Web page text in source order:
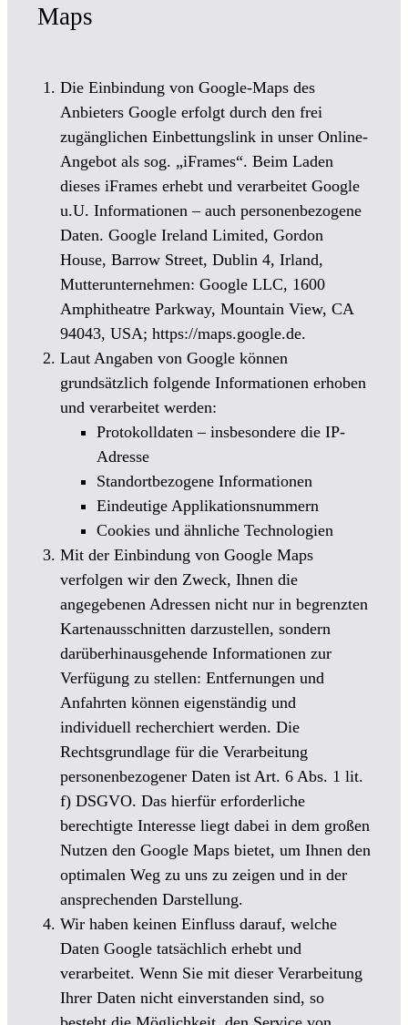
Maps
Die Einbindung von Google-Maps des
Anbieters Google erfolgt durch den frei
zugänglichen Einbettungslink in unser Online-
Angebot als sog. „iFrames“. Beim Laden
dieses iFrames erhebt und verarbeitet Google
u.U. Informationen – auch personenbezogene
Daten. Google Ireland Limited, Gordon
House, Barrow Street, Dublin 4, Irland,
Mutterunternehmen: Google LLC, 1600
Amphitheatre Parkway, Mountain View, CA
94043, USA; https://maps.google.de.
Laut Angaben von Google können
grundsätzlich folgende Informationen erhoben
und verarbeitet werden:
Protokolldaten – insbesondere die IP-
Adresse
Standortbezogene Informationen
Eindeutige Applikationsnummern
Cookies und ähnliche Technologien
Mit der Einbindung von Google Maps
verfolgen wir den Zweck, Ihnen die
angegebenen Adressen nicht nur in begrenzten
Kartenausschnitten darzustellen, sondern
darüberhinausgehende Informationen zur
Verfügung zu stellen: Entfernungen und
Anfahrten können eigenständig und
individuell recherchiert werden. Die
Rechtsgrundlage für die Verarbeitung
personenbezogener Daten ist Art. 6 Abs. 1 lit.
f) DSGVO. Das hierfür erforderliche
berechtigte Interesse liegt dabei in dem großen
Nutzen den Google Maps bietet, um Ihnen den
optimalen Weg zu uns zu zeigen und in der
ansprechenden Darstellung.
Wir haben keinen Einfluss darauf, welche
Daten Google tatsächlich erhebt und
verarbeitet. Wenn Sie mit dieser Verarbeitung
Ihrer Daten nicht einverstanden sind, so